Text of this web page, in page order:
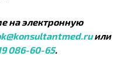
на электронную
или
086-60-65.